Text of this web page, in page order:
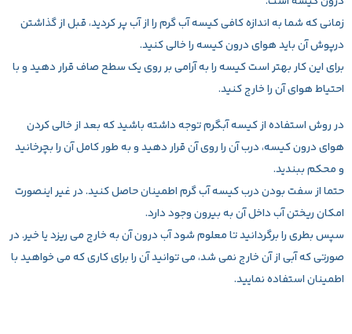
زمانی که شما به اندازه کافی کیسه آب گرم را از آب پر کردید، قبل از گذاشتن
درپوش آن باید هوای درون کیسه را خالی کنید.
برای این کار بهتر است کیسه را به آرامی بر روی یک سطح صاف قرار دهید و با
احتیاط هوای آن را خارج کنید.
در روش استفاده از کیسه آبگرم توجه داشته باشید که بعد از خالی کردن
هوای درون کیسه، درب آن را روی آن قرار دهید و به طور کامل آن را بچرخانید
و محکم ببندید.
حتما از سفت بودن درب کیسه آب گرم اطمینان حاصل کنید. در غیر اینصورت
امکان ریختن آب داخل آن به بیرون وجود دارد.
سپس بطری را برگردانید تا معلوم شود آب درون آن به خارج می ریزد یا خیر. در
صورتی که آبی از آن خارج نمی شد، می توانید آن را برای کاری که می خواهید با
اطمینان استفاده نمایید.